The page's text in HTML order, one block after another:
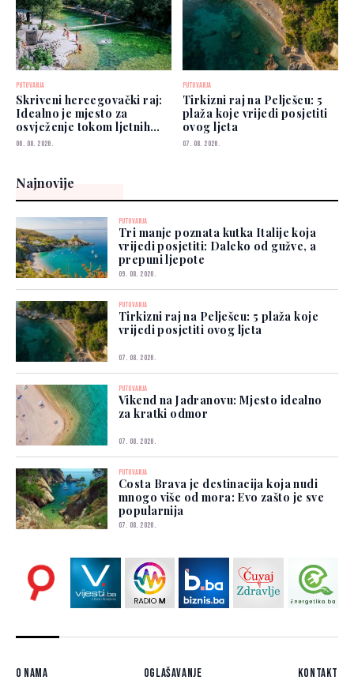
PUTOVANJA
Skriveni hercegovački raj:
Idealno je mjesto za
osvježenje tokom ljetnih
vrućina
06. 08. 2026.
PUTOVANJA
Tirkizni raj na Pelješcu: 5
plaža koje vrijedi posjetiti
ovog ljeta
07. 08. 2026.
Najnovije
PUTOVANJA
Tri manje poznata kutka Italije koja
vrijedi posjetiti: Daleko od gužve, a
prepuni ljepote
09. 08. 2026.
PUTOVANJA
Tirkizni raj na Pelješcu: 5 plaža koje
vrijedi posjetiti ovog ljeta
07. 08. 2026.
PUTOVANJA
Vikend na Jadranovu: Mjesto idealno
za kratki odmor
07. 08. 2026.
PUTOVANJA
Costa Brava je destinacija koja nudi
mnogo više od mora: Evo zašto je sve
popularnija
07. 08. 2026.
O nama Oglašavanje Kontakt